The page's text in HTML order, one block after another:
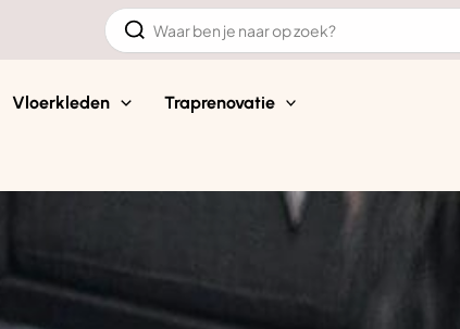
Zoeken
naar:
Vloerkleden Traprenovatie